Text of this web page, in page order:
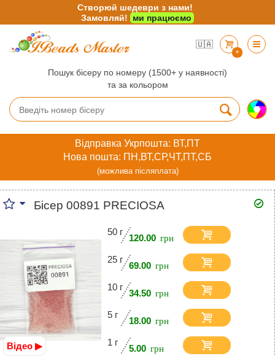
🇺🇦
+
Пошук бісеру по номеру (1500+ у наявності)
та за кольором
Відправка Укрпошта: ВТ,ПТ
Нова пошта: ПН,ВТ,СР,ЧТ,ПТ,СБ
(можлива післяплата)
Бісер 00891 PRECIOSA
Відео ▶
50 г
120.00
25 г
69.00
10 г
34.50
5 г
18.00
1 г
5.00
Створюй шедеври з нами!
Замовляй!
ми працюємо